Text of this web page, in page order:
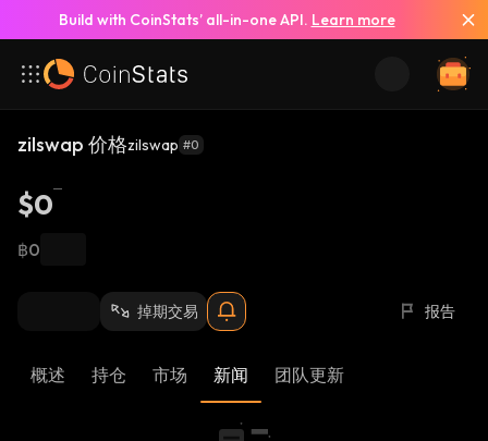
Build with CoinStats’ all-in-one API. Learn more
zilswap 价格zilswap #0
$0
฿0
掉期交易 报告
概述 持仓 市场 新闻 团队更新